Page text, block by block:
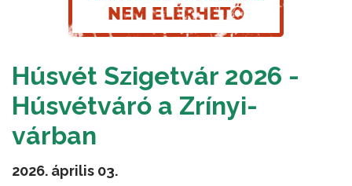
Húsvét Szigetvár 2026 -
Húsvétváró a Zrínyi-
várban
2026. április 03.